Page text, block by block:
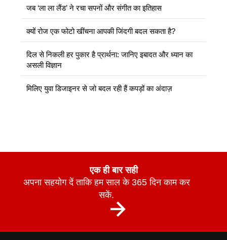
जब ‘ला ला लैंड’ ने रचा सपनों और संगीत का इतिहास
क्यों रोज एक फोटो खींचना आपकी जिंदगी बदल सकता है?
दिल से निकली हर पुकार है प्रार्थना: जानिए इबादत और ध्यान का
असली विज्ञान
मिलिए युवा डिजाइनर से जो बदल रही हैं कपड़ों का अंदाज़
एक ही बार सही
अपना सहयोग दें ताकि हम साल के 365 दिन काम कर
सकें.